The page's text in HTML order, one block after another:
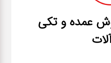
عمده و تکی